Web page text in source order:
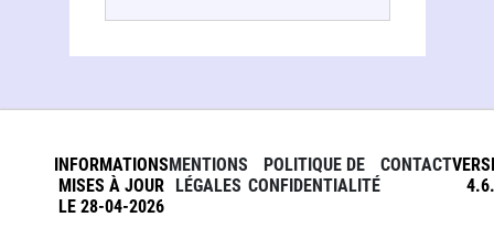
INFORMATIONS
MISES À JOUR
LE 28-04-2026
MENTIONS
LÉGALES
POLITIQUE DE
CONFIDENTIALITÉ
CONTACT